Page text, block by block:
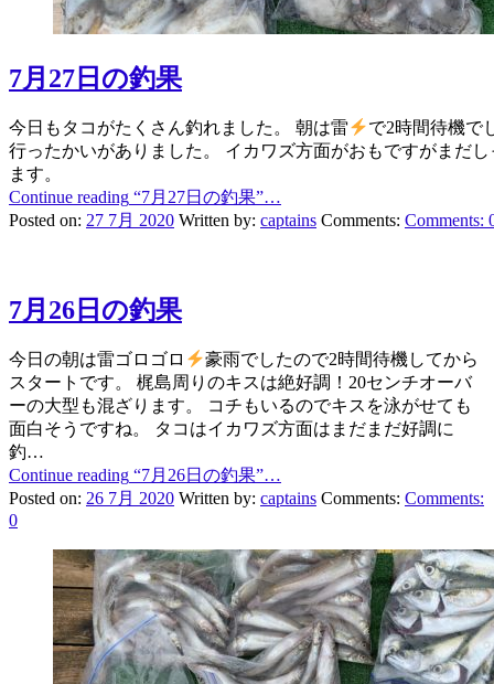
7月27日の釣果
今日もタコがたくさん釣れました。 朝は雷
で2時間待機で
行ったかいがありました。 イカワズ方面がおもですがまだ
ます。
Continue reading “7月27日の釣果”…
Posted on: 27 7月 2020 Written by: captains Comments: Comments:
7月26日の釣果
今日の朝は雷ゴロゴロ
豪雨でしたので2時間待機してから
スタートです。 梶島周りのキスは絶好調！20センチオーバ
ーの大型も混ざります。 コチもいるのでキスを泳がせても
面白そうですね。 タコはイカワズ方面はまだまだ好調に
釣…
Continue reading “7月26日の釣果”…
Posted on: 26 7月 2020 Written by: captains Comments: Comments:
0